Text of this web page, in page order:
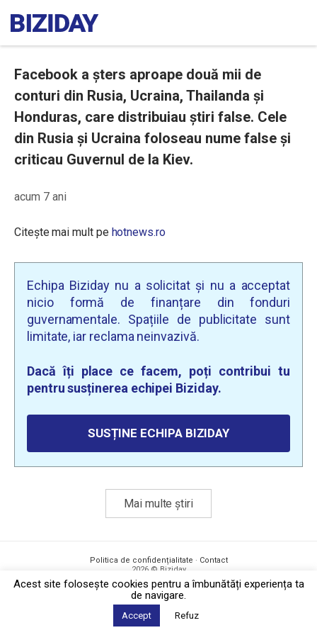
Facebook a șters aproape două mii de
conturi din Rusia, Ucraina, Thailanda și
Honduras, care distribuiau știri false. Cele
din Rusia și Ucraina foloseau nume false și
criticau Guvernul de la Kiev.
acum 7 ani
Citește mai mult pe hotnews.ro
Echipa Biziday nu a solicitat și nu a acceptat
nicio formă de finanțare din fonduri
guvernamentale. Spațiile de publicitate sunt
limitate, iar reclama neinvazivă.
Dacă îți place ce facem, poți contribui tu
pentru susținerea echipei Biziday.
SUSȚINE ECHIPA BIZIDAY
Mai multe știri
Politica de confidențialitate · Contact
2026 © Biziday
Acest site foloseşte cookies pentru a îmbunătăți experiența ta
de navigare.
Accept Refuz